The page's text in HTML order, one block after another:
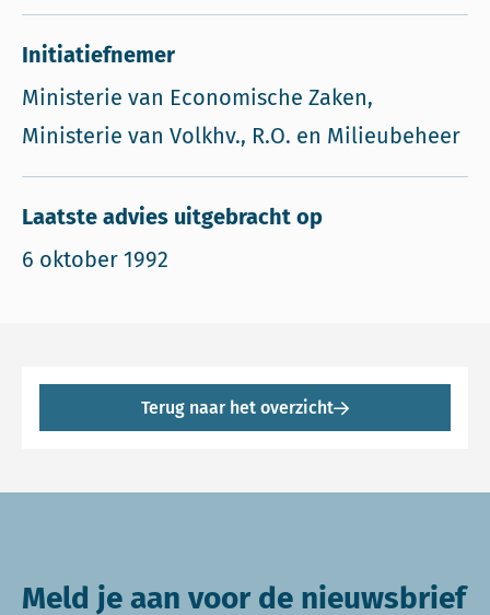
Initiatiefnemer
Ministerie van Economische Zaken,
Ministerie van Volkhv., R.O. en Milieubeheer
Laatste advies uitgebracht op
6 oktober 1992
Terug naar het overzicht
Meld je aan voor de nieuwsbrief